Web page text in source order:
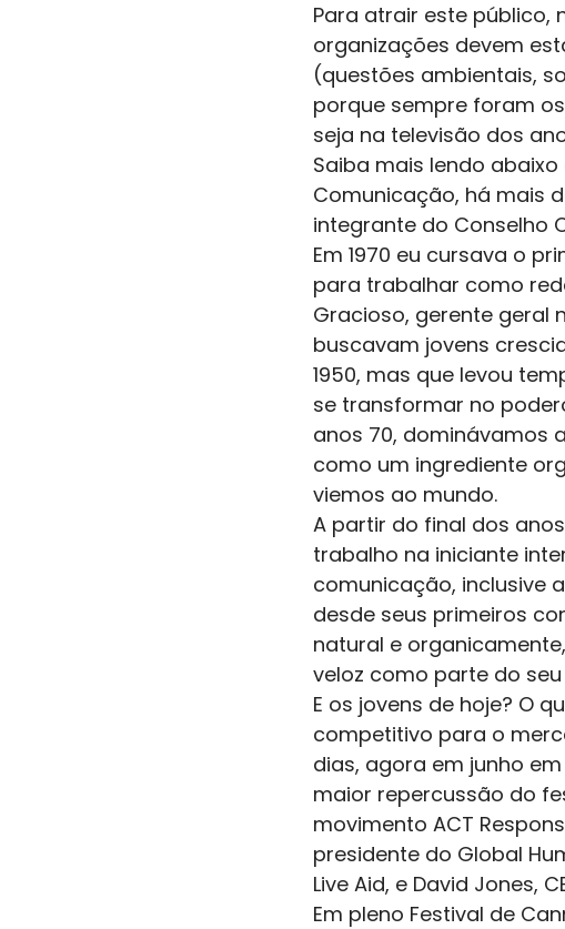
Para atrair este público,
organizações devem
(questões ambientais,
porque sempre foram
seja na televisão dos
Saiba mais lendo
Comunicação, há mais
integrante do Conselho
Em 1970 eu cursava o
para trabalhar como
Gracioso, gerente geral
buscavam jovens
1950, mas que levou
se transformar no
anos 70, dominávamos
como um ingrediente
viemos ao mundo.
A partir do final dos
trabalho na iniciante
comunicação, inclusive
desde seus primeiros
natural e
veloz como parte do seu
E os jovens de hoje? O
competitivo para o
dias, agora em junho
maior repercussão do
movimento ACT
presidente do Global
Live Aid, e David Jones,
Em pleno Festival de